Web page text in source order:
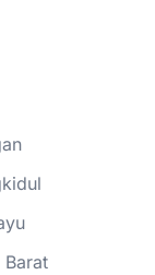
Barat